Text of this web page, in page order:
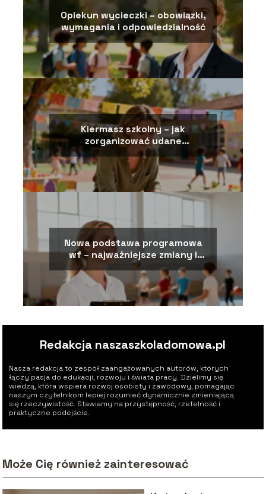
Opiekun wycieczki – obowiązki,
wymagania i odpowiedzialność
Kiermasz szkolny – jak
zorganizować udane
wydarzenie?
Nowa podstawa programowa
wf – najważniejsze zmiany i
założenia
Redakcja naszaszkoladomowa.pl
Nasza redakcja to zespół zaangażowanych autorów, których
łączy pasja do edukacji, rozwoju i świata pracy. Dzielimy się
wiedzą, która wspiera rozwój osobisty i zawodowy, pomagając
naszym czytelnikom lepiej rozumieć dynamicznie zmieniającą
się rzeczywistość. Stawiamy na przystępność, rzetelność i
praktyczne podejście.
Może Cię również zainteresować